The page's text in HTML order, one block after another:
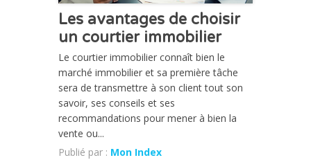
Les avantages de choisir
un courtier immobilier
Le courtier immobilier connaît bien le
marché immobilier et sa première tâche
sera de transmettre à son client tout son
savoir, ses conseils et ses
recommandations pour mener à bien la
vente ou...
Publié par : Mon Index